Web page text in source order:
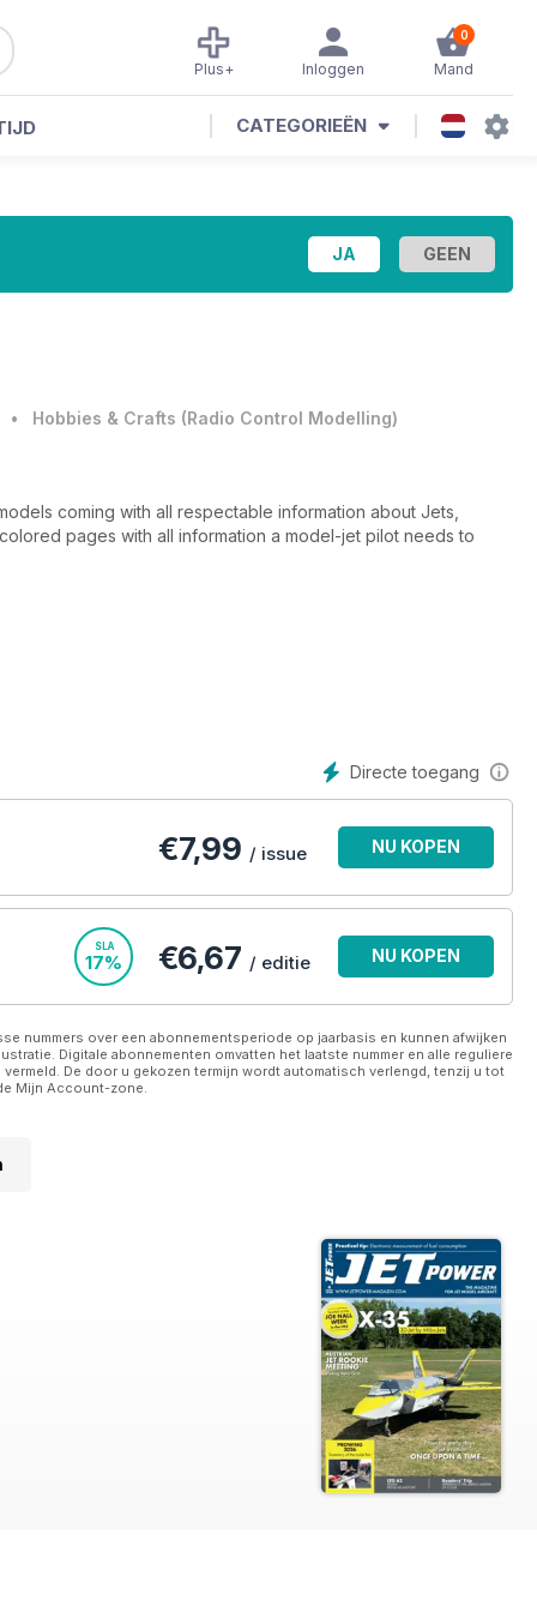
0
Mand
Inloggen
Plus+
CATEGORIEËN
• Hobbies & Crafts (Radio Control Modelling)
coming with all respectable information about Jets,
pages with all information a model-jet pilot needs to
Directe toegang
€7,99 / issue NU KOPEN
SLA
17% €6,67 / editie NU KOPEN
nummers over een abonnementsperiode op jaarbasis en kunnen afwijken
Digitale abonnementen omvatten het laatste nummer en alle reguliere
De door u gekozen termijn wordt automatisch verlengd, tenzij u tot
Mijn Account-zone.